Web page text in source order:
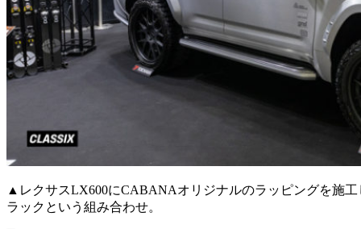
▲レクサスLX600にCABANAオリジナルのラッピングを施
ラックという組み合わせ。